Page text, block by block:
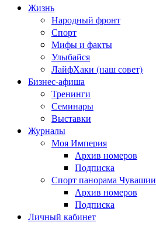
Жизнь
Народный фронт
Спорт
Мифы и факты
Улыбайся
ЛайфХаки (наш совет)
Бизнес-афиша
Тренинги
Семинары
Выставки
Журналы
Моя Империя
Архив номеров
Подписка
Спорт панорама Чувашии
Архив номеров
Подписка
Личный кабинет